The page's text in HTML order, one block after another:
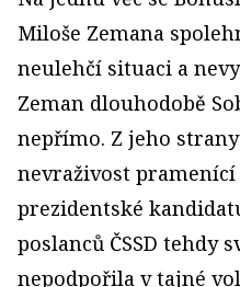
Miloše Zemana
neulehčí situaci a
Zeman dlouhodobě
nepřímo. Z jeho
nevraživost pramenící
prezidentské
poslanců ČSSD tehdy
nepodpořila v tajné